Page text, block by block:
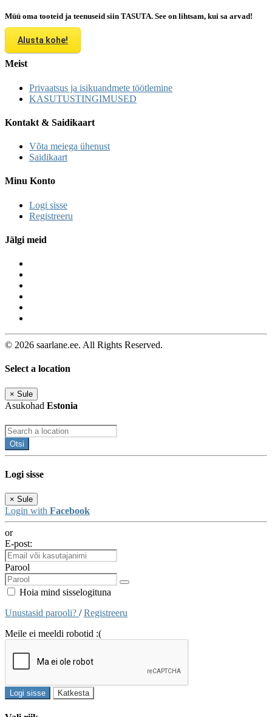
Müü oma tooteid ja teenuseid siin TASUTA. See on lihtsam, kui sa arvad!
Alusta kohe!
Meist
Privaatsus ja isikuandmete töötlemine
KASUTUSTINGIMUSED
Kontakt & Saidikaart
Võta meiega ühenust
Saidikaart
Minu Konto
Logi sisse
Registreeru
Jälgi meid
© 2026 saarlane.ee. All Rights Reserved.
Select a location
× Sule
Asukohad Estonia
Otsi
Logi sisse
× Sule
Login with Facebook
or
E-post:
Parool
Hoia mind sisselogituna
Unustasid parooli? /Registreeru
Meile ei meeldi robotid :(
Logi sisse Katkesta